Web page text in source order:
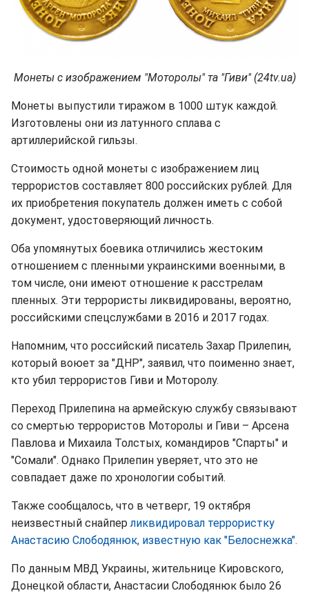
Монеты с изображением "Моторолы" та "Гиви" (24tv.ua)
Монеты выпустили тиражом в 1000 штук каждой.
Изготовлены они из латунного сплава с
артиллерийской гильзы.
Стоимость одной монеты с изображением лиц
террористов составляет 800 российских рублей. Для
их приобретения покупатель должен иметь с собой
документ, удостоверяющий личность.
Оба упомянутых боевика отличились жестоким
отношением с пленными украинскими военными, в
том числе, они имеют отношение к расстрелам
пленных. Эти террористы ликвидированы, вероятно,
российскими спецслужбами в 2016 и 2017 годах.
Напомним, что российский писатель Захар Прилепин,
который воюет за "ДНР", заявил, что поименно знает,
кто убил террористов Гиви и Моторолу.
Переход Прилепина на армейскую службу связывают
со смертью террористов Моторолы и Гиви – Арсена
Павлова и Михаила Толстых, командиров "Спарты" и
"Сомали". Однако Прилепин уверяет, что это не
совпадает даже по хронологии событий.
Также сообщалось, что в четверг, 19 октября
неизвестный снайпер ликвидировал террористку
Анастасию Слободянюк, известную как "Белоснежка".
По данным МВД Украины, жительнице Кировского,
Донецкой области, Анастасии Слободянюк было 26